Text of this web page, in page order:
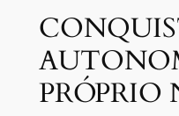
PRÓPRIO